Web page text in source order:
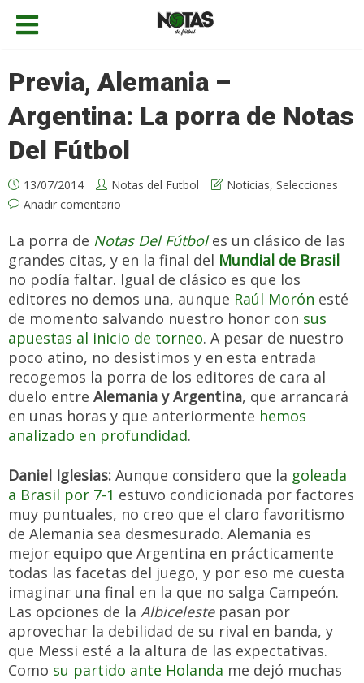
Previa, Alemania –
Argentina: La porra de Notas
Del Fútbol
13/07/2014 Notas del Futbol Noticias, Selecciones
Añadir comentario
La porra de Notas Del Fútboles un clásico de las
grandes citas, y en la final del Mundial de Brasil
no podía faltar. Igual de clásico es que los
editores no demos una, aunque Raúl Morón esté
de momento salvando nuestro honor con sus
apuestas al inicio de torneo. A pesar de nuestro
poco atino, no desistimos y en esta entrada
recogemos la porra de los editores de cara al
duelo entre Alemania y Argentina, que arrancará
en unas horas y que anteriormente hemos
analizado en profundidad.
Daniel Iglesias: Aunque considero que la goleada
a Brasil por 7-1 estuvo condicionada por factores
muy puntuales, no creo que el claro favoritismo
de Alemania sea desmesurado. Alemania es
mejor equipo que Argentina en prácticamente
todas las facetas del juego, y por eso me cuesta
imaginar una final en la que no salga Campeón.
Las opciones de la Albiceleste pasan por
aprovechar la debilidad de su rival en banda, y
que Messi esté a la altura de las expectativas.
Como su partido ante Holanda me dejó muchas